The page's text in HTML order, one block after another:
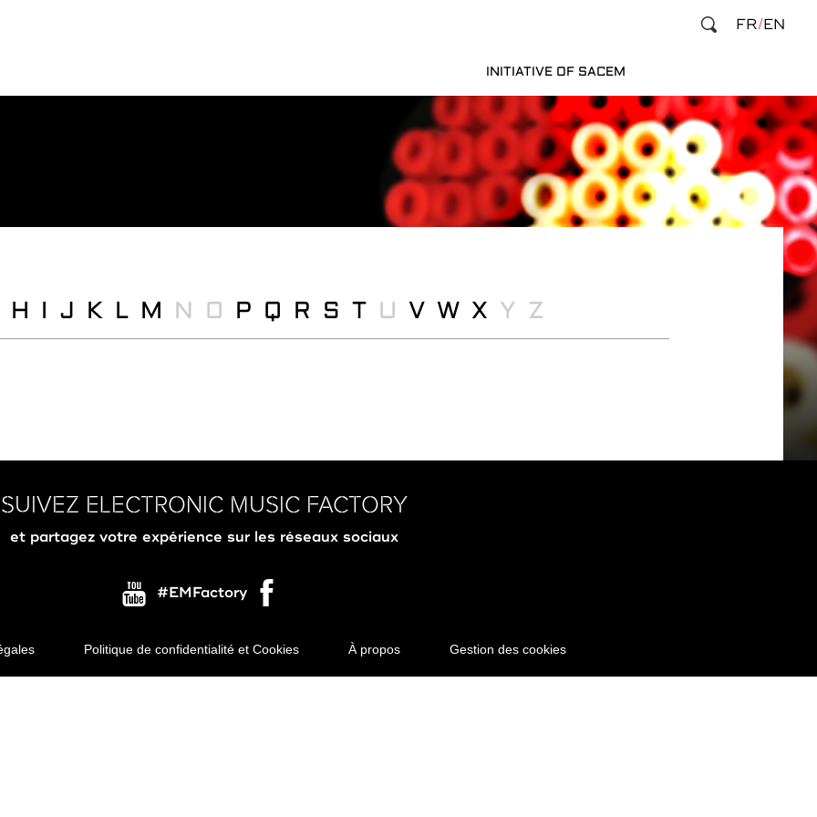
INITIATIVE OF SACEM
FR EN
H J K L M N O P Q R S T U V W X Y Z
SUIVEZ ELECTRONIC MUSIC FACTORY
et partagez votre expérience sur les réseaux sociaux
#EMFactory
Politique de confidentialité et Cookies À propos Gestion des cookies